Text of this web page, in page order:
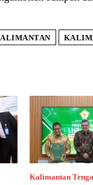
Kalimantan